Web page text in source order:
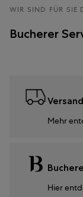
WIR SIND FÜR SIE
Bucherer
Mehr
Hier